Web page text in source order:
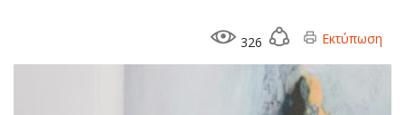
326 Εκτύπωση